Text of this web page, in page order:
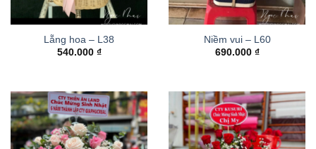
Lẵng hoa – L38
540.000 ₫
Niềm vui – L60
690.000 ₫